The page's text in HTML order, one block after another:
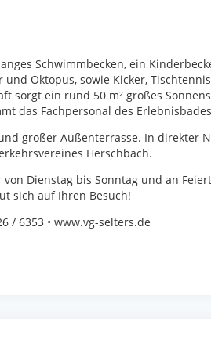
Schwimmbecken, ein
und Oktopus, sowie Kicker,
sorgt ein rund 50 m² großes
das Fachpersonal des
großer Außenterrasse. In direkter
Herschbach.
Dienstag bis Sonntag und an
sich auf Ihren Besuch!
/ 6353 • www.vg-selters.de